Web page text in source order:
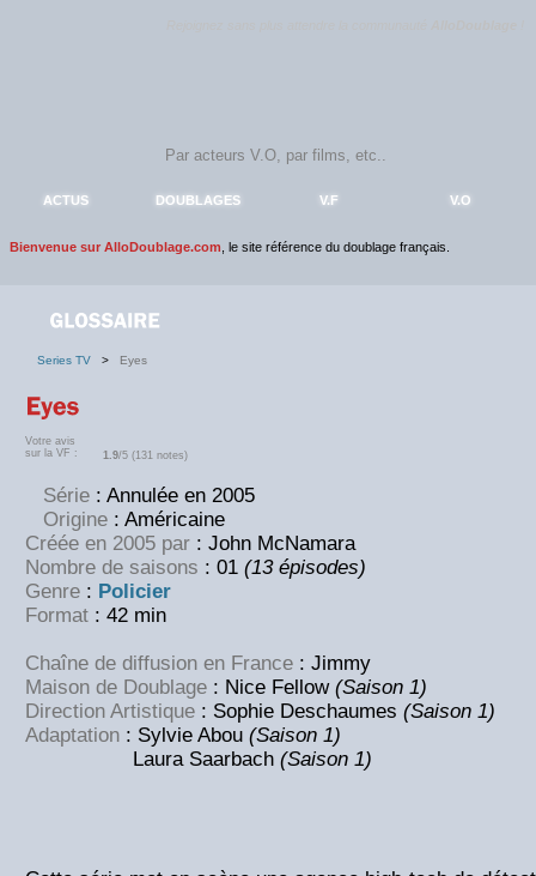
ACTUS DOUBLAGES V.F V.O
Bienvenue sur AlloDoublage.com , le site référence du doublage français.
Series TV > Eyes
Votre avis
sur la VF :
1.9/5 (131 notes)
Série : Annulée en 2005
Origine : Américaine
Créée en 2005 par : John McNamara
Nombre de saisons : 01 (13 épisodes)
Genre : Policier
Format : 42 min
Chaîne de diffusion en France : Jimmy
Maison de Doublage : Nice Fellow (Saison 1)
Direction Artistique : Sophie Deschaumes (Saison 1)
Adaptation : Sylvie Abou (Saison 1)
Laura Saarbach (Saison 1)